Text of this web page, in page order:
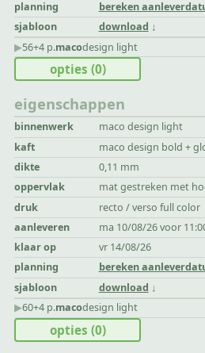
planning
bereken
sjabloon
download
▶︎56+4 p.macodesign light
eigenschappen
binnenwerk maco design light
kaft
maco design bold +
dikte
0,11 mm
oppervlak
mat gestreken met
druk
recto / verso full color
aanleveren
ma 10/08/26 voor
klaar op
vr 14/08/26
planning
bereken
sjabloon
download
opties (0)
▶︎60+4 p.macodesign light
opties (0)